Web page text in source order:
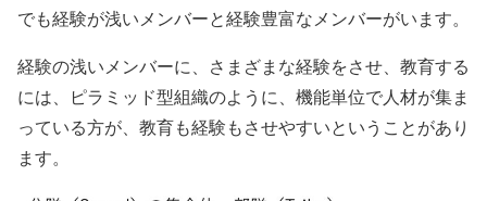
でも経験が浅いメンバーと経験豊富なメンバーがいます。
経験の浅いメンバーに、さまざまな経験をさせ、教育する
には、ピラミッド型組織のように、機能単位で人材が集ま
っている方が、教育も経験もさせやすいということがあり
ます。